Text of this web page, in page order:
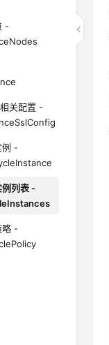
-
关配置 -
例 -
例列表 -
略 -